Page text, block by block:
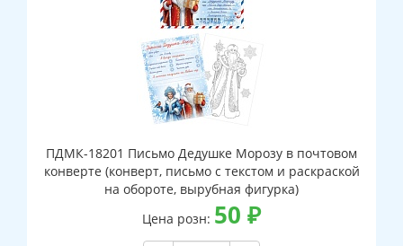
ПДМК-18201 Письмо Дедушке Морозу в почтовом
конверте (конверт, письмо с текстом и раскраской
на обороте, вырубная фигурка)
Цена розн: 50 ₽